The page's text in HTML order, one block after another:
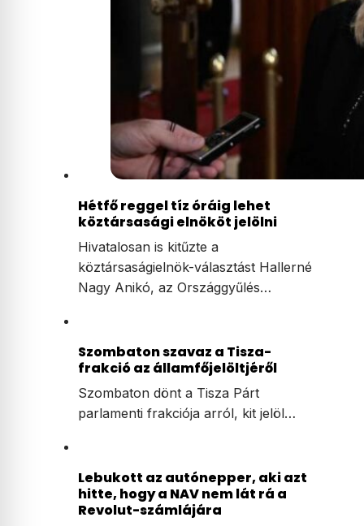
Hétfő reggel tíz óráig lehet
köztársasági elnököt jelölni
Hivatalosan is kitűzte a
köztársaságielnök-választást Hallerné
Nagy Anikó, az Országgyűlés…
Szombaton szavaz a Tisza-
frakció az államfőjelöltjéről
Szombaton dönt a Tisza Párt
parlamenti frakciója arról, kit jelöl…
Lebukott az autónepper, aki azt
hitte, hogy a NAV nem lát rá a
Revolut-számlájára